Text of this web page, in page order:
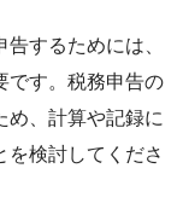
するためには、
です。税務申告の
め、計算や記録に
を検討してくださ